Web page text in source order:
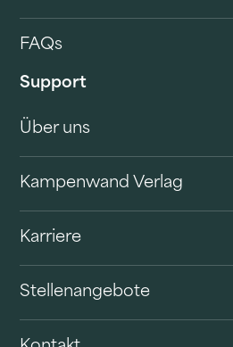
FAQs
Support
Über uns
Kampenwand Verlag
Karriere
Stellenangebote